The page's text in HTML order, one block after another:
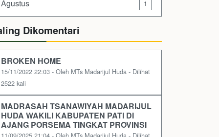
Agustus 1
Dikomentari
BROKEN HOME
15/11/2022 22:03 - Oleh MTs Madarijul Huda - Dilihat
2522 kali
MADRASAH TSANAWIYAH MADARIJUL
HUDA WAKILI KABUPATEN PATI DI
AJANG PORSEMA TINGKAT PROVINSI